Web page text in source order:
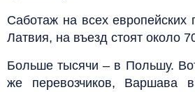
Саботаж на всех европейских
Латвия, на въезд стоят около
Больше тысячи – в Польшу.
же перевозчиков, Варшава